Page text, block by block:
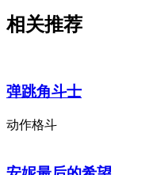
相关推荐
弹跳角斗士
动作格斗